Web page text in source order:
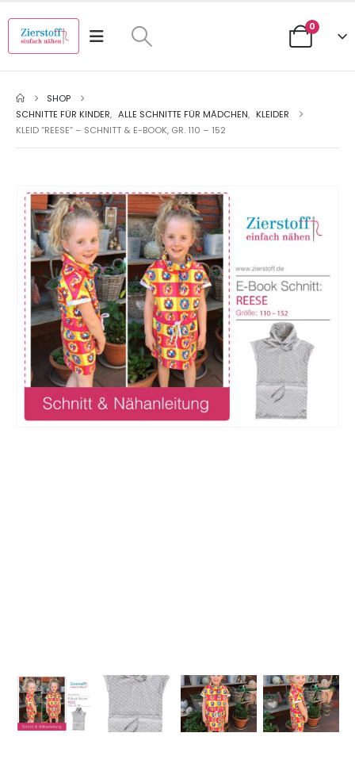
0
SHOP
SCHNITTE FÜR KINDER, ALLE SCHNITTE FÜR MÄDCHEN, KLEIDER
KLEID “REESE” – SCHNITT & E-BOOK, GR. 110 – 152